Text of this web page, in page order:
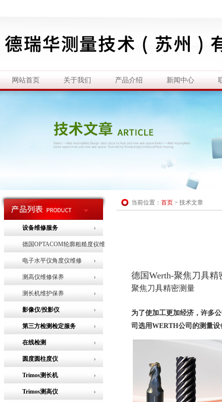
网站首页 关于我们 产品介绍 新闻中心
设备维修服务
德国OPTACOM轮廓粗糙度仪维
修
电子水平仪角度仪维修
测高仪维修保养
测长机维护保养
影像仪/投影仪
第三方检测检定服务
在线检测
圆度圆柱度仪
Trimos测长机
Trimos测高仪
当前位置： 首页 > 技术文章
德国Werth-聚焦刀具精
聚焦刀具精密测量
为了使加工更加经济，许多
司选用WERTH公司的测量